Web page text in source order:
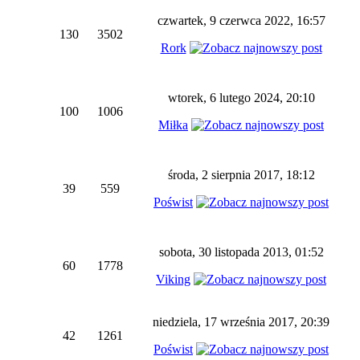
130 3502
czwartek, 9 czerwca 2022, 16:57
Rork
100 1006
wtorek, 6 lutego 2024, 20:10
Miłka
39 559
środa, 2 sierpnia 2017, 18:12
Poświst
60 1778
sobota, 30 listopada 2013, 01:52
Viking
42 1261
niedziela, 17 września 2017, 20:39
Poświst